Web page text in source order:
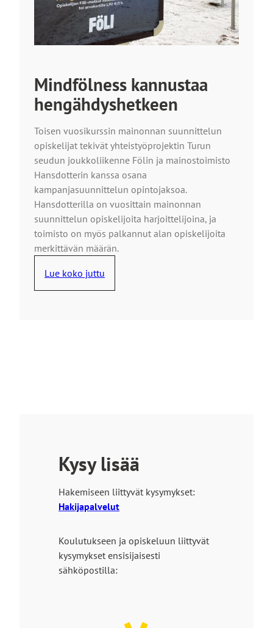
Mindfölness kannustaa
hengähdyshetkeen
Toisen vuosikurssin mainonnan suunnittelun
opiskelijat tekivät yhteistyöprojektin Turun
seudun joukkoliikenne Fölin ja mainostoimisto
Hansdotterin kanssa osana
kampanjasuunnittelun opintojaksoa.
Hansdotterilla on vuosittain mainonnan
suunnittelun opiskelijoita harjoittelijoina, ja
toimisto on myös palkannut alan opiskelijoita
merkittävän määrän.
Lue koko juttu
Kysy lisää
Hakemiseen liittyvät kysymykset:
Hakijapalvelut
Koulutukseen ja opiskeluun liittyvät
kysymykset ensisijaisesti
sähköpostilla: